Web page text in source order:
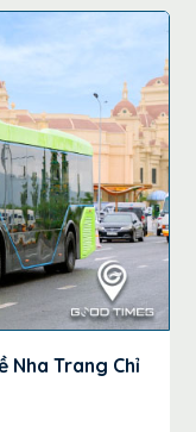
Nha Trang Chỉ